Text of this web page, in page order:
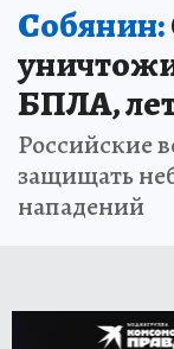
Собянин:
БПЛА,
Российские
защищать
нападений